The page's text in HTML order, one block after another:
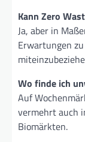
Kann Zero
Ja, aber in
Erwartungen
Wo finde ich
Auf
vermehrt auch
Biomärkten.